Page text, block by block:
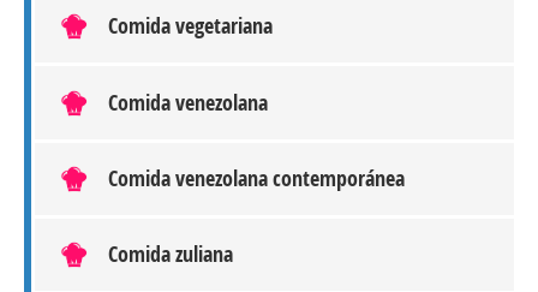
Comida vegetariana
Comida venezolana
Comida venezolana contemporánea
Comida zuliana